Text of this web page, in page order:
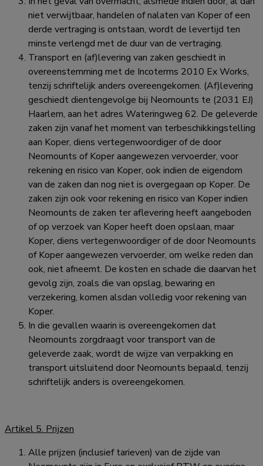
niet verwijtbaar, handelen of nalaten van Koper of een
derde vertraging is ontstaan, wordt de levertijd ten
minste verlengd met de duur van de vertraging.
Transport en (af)levering van zaken geschiedt in
overeenstemming met de Incoterms 2010 Ex Works,
tenzij schriftelijk anders overeengekomen. (Af)levering
geschiedt dientengevolge bij Neomounts te (2031 EJ)
Haarlem, aan het adres Wateringweg 62. De geleverde
zaken zijn vanaf het moment van terbeschikkingstelling
aan Koper, diens vertegenwoordiger of de door
Neomounts of Koper aangewezen vervoerder, voor
rekening en risico van Koper, ook indien de eigendom
van de zaken dan nog niet is overgegaan op Koper. De
zaken zijn ook voor rekening en risico van Koper indien
Neomounts de zaken ter aflevering heeft aangeboden
of op verzoek van Koper heeft doen opslaan, maar
Koper, diens vertegenwoordiger of de door Neomounts
of Koper aangewezen vervoerder, om welke reden dan
ook, niet afneemt. De kosten en schade die daarvan het
gevolg zijn, zoals die van opslag, bewaring en
verzekering, komen alsdan volledig voor rekening van
Koper.
In die gevallen waarin is overeengekomen dat
Neomounts zorgdraagt voor transport van de
geleverde zaak, wordt de wijze van verpakking en
transport uitsluitend door Neomounts bepaald, tenzij
schriftelijk anders is overeengekomen.
Artikel 5. Prijzen
Alle prijzen (inclusief tarieven) van de zijde van